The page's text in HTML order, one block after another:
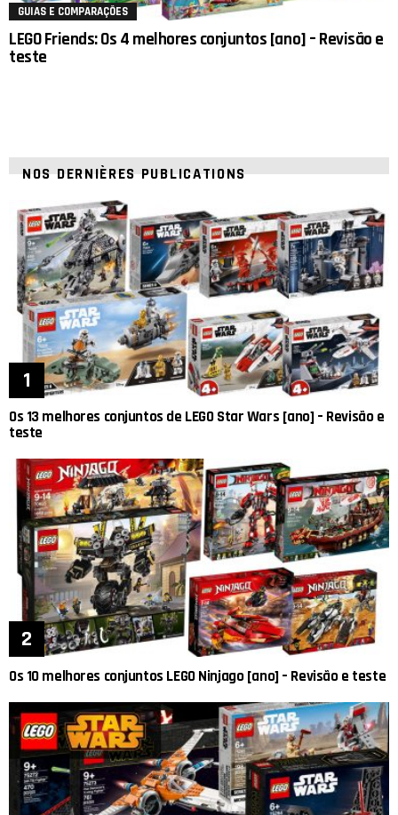
GUIAS E COMPARAÇÕES
LEGO Friends: Os 4 melhores conjuntos [ano] – Revisão e
teste
NOS DERNIÈRES PUBLICATIONS
Os 13 melhores conjuntos de LEGO Star Wars [ano] – Revisão e
teste
Os 10 melhores conjuntos LEGO Ninjago [ano] – Revisão e teste